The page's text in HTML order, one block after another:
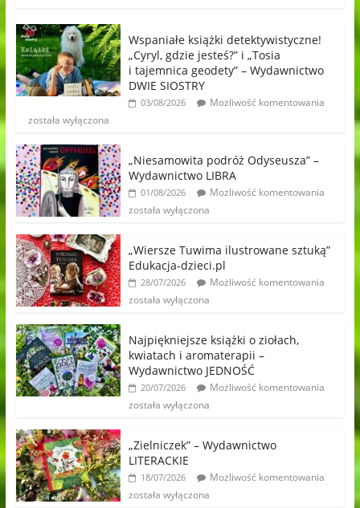
Wspaniałe książki detektywistyczne!
„Cyryl, gdzie jesteś?” i „Tosia
i tajemnica geodety” – Wydawnictwo
DWIE SIOSTRY
03/08/2026
Możliwość komentowania
została wyłączona
„Niesamowita podróż Odyseusza” –
Wydawnictwo LIBRA
01/08/2026
Możliwość komentowania
została wyłączona
„Wiersze Tuwima ilustrowane sztuką”
Edukacja-dzieci.pl
28/07/2026
Możliwość komentowania
została wyłączona
Najpiękniejsze książki o ziołach,
kwiatach i aromaterapii –
Wydawnictwo JEDNOŚĆ
20/07/2026
Możliwość komentowania
została wyłączona
„Zielniczek” – Wydawnictwo
LITERACKIE
18/07/2026
Możliwość komentowania
została wyłączona